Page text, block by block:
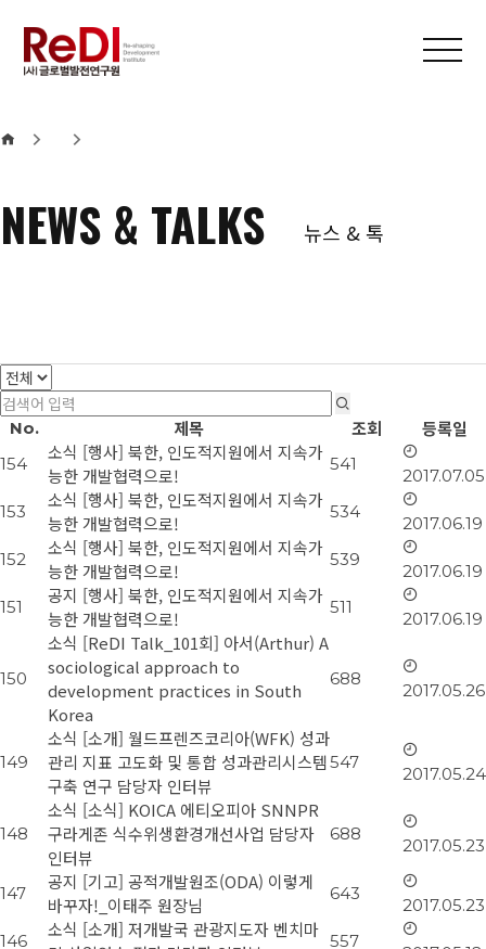
NEWS & TALKS 뉴스 & 톡
No. 제목 조회 등록일
154
소식 [행사] 북한, 인도적지원에서 지속가
능한 개발협력으로!
541
2017.07.05
153
소식 [행사] 북한, 인도적지원에서 지속가
능한 개발협력으로!
534
2017.06.19
152
소식 [행사] 북한, 인도적지원에서 지속가
능한 개발협력으로!
539
2017.06.19
151
공지 [행사] 북한, 인도적지원에서 지속가
능한 개발협력으로!
511
2017.06.19
150
소식 [ReDI Talk_101회] 아서(Arthur) A
sociological approach to
development practices in South
Korea
688
2017.05.26
149
소식 [소개] 월드프렌즈코리아(WFK) 성과
관리 지표 고도화 및 통합 성과관리시스템
구축 연구 담당자 인터뷰
547
2017.05.24
148
소식 [소식] KOICA 에티오피아 SNNPR
구라게존 식수위생환경개선사업 담당자
인터뷰
688
2017.05.23
147
공지 [기고] 공적개발원조(ODA) 이렇게
바꾸자!_이태주 원장님
643
2017.05.23
146
소식 [소개] 저개발국 관광지도자 벤치마
557